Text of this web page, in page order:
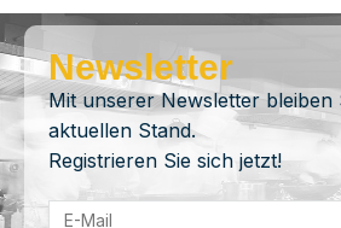
Newsletter
Mit unserer Newsletter bleiben
aktuellen Stand.
Registrieren Sie sich jetzt!